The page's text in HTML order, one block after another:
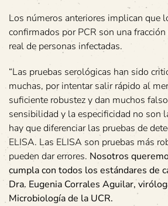
Los números anteriores implican que
confirmados por PCR son una
real de personas infectadas.
“Las pruebas serológicas han sido
muchas, por intentar salir rápido al
suficiente robustez y dan muchos
sensibilidad y la especificidad no son
hay que diferenciar las pruebas de
ELISA. Las ELISA son pruebas más
pueden dar errores. Nosotros
cumpla con todos los estándares de
Dra. Eugenia Corrales Aguilar,
Microbiología de la UCR.